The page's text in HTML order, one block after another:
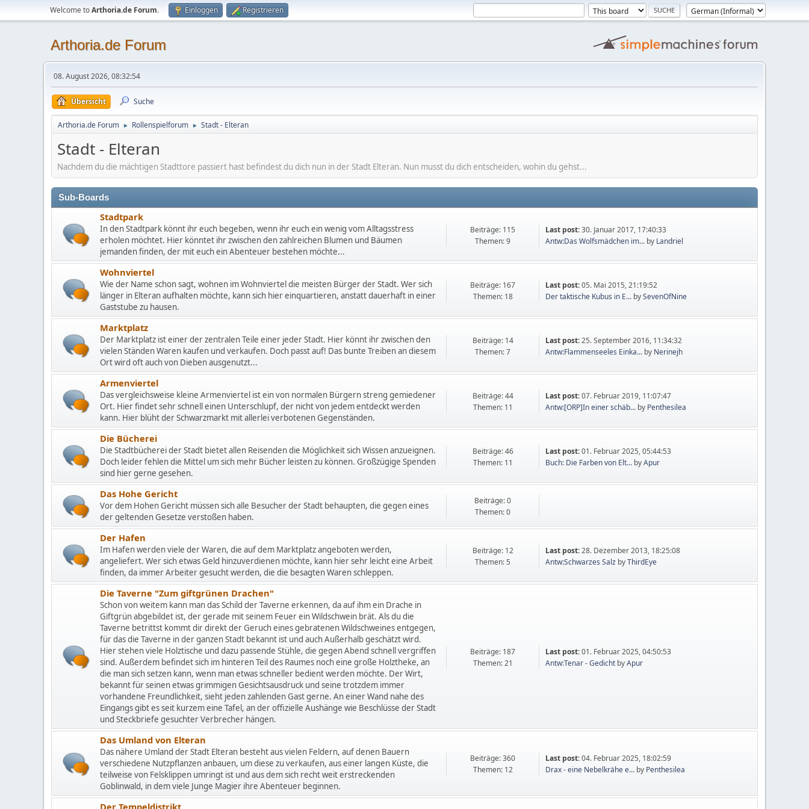
Welcome toArthoria.de Forum. Einloggen Registrieren
Arthoria.de Forum
08. August 2026, 08:32:54
Übersicht Suche
Arthoria.de Forum ► Rollenspielforum ► Stadt - Elteran
Stadt - Elteran
Nachdem du die mächtigen Stadttore passiert hast befindest du dich nun in der Stadt Elteran. Nun musst du dich entscheiden, wohin du gehst...
Sub-Boards
Stadtpark
In den Stadtpark könnt ihr euch begeben, wenn ihr euch ein wenig vom Alltagsstress
erholen möchtet. Hier könntet ihr zwischen den zahlreichen Blumen und Bäumen
jemanden finden, der mit euch ein Abenteuer bestehen möchte...
Beiträge: 115
Themen: 9
Last post:30. Januar 2017, 17:40:33
Antw:Das Wolfsmädchen im... by Landriel
Wohnviertel
Wie der Name schon sagt, wohnen im Wohnviertel die meisten Bürger der Stadt. Wer sich
länger in Elteran aufhalten möchte, kann sich hier einquartieren, anstatt dauerhaft in einer
Gaststube zu hausen.
Beiträge: 167
Themen: 18
Last post:05. Mai 2015, 21:19:52
Der taktische Kubus in E... bySevenOfNine
Marktplatz
Der Marktplatz ist einer der zentralen Teile einer jeder Stadt. Hier könnt ihr zwischen den
vielen Ständen Waren kaufen und verkaufen. Doch passt auf! Das bunte Treiben an diesem
Ort wird oft auch von Dieben ausgenutzt...
Beiträge: 14
Themen: 7
Last post:25. September 2016, 11:34:32
Antw:Flammenseeles Einka... by Nerinejh
Armenviertel
Das vergleichsweise kleine Armenviertel ist ein von normalen Bürgern streng gemiedener
Ort. Hier findet sehr schnell einen Unterschlupf, der nicht von jedem entdeckt werden
kann. Hier blüht der Schwarzmarkt mit allerlei verbotenen Gegenständen.
Beiträge: 44
Themen: 11
Last post:07. Februar 2019, 11:07:47
Antw:[ORP]In einer schäb... by Penthesilea
Die Bücherei
Die Stadtbücherei der Stadt bietet allen Reisenden die Möglichkeit sich Wissen anzueignen.
Doch leider fehlen die Mittel um sich mehr Bücher leisten zu können. Großzügige Spenden
sind hier gerne gesehen.
Beiträge: 46
Themen: 11
Last post:01. Februar 2025, 05:44:53
Buch: Die Farben von Elt... byApur
Das Hohe Gericht
Vor dem Hohen Gericht müssen sich alle Besucher der Stadt behaupten, die gegen eines
der geltenden Gesetze verstoßen haben.
Beiträge: 0
Themen: 0
Der Hafen
Im Hafen werden viele der Waren, die auf dem Marktplatz angeboten werden,
angeliefert. Wer sich etwas Geld hinzuverdienen möchte, kann hier sehr leicht eine Arbeit
finden, da immer Arbeiter gesucht werden, die die besagten Waren schleppen.
Beiträge: 12
Themen: 5
Last post:28. Dezember 2013, 18:25:08
Antw:Schwarzes Salz byThirdEye
Die Taverne "Zum giftgrünen Drachen"
Schon von weitem kann man das Schild der Taverne erkennen, da auf ihm ein Drache in
Giftgrün abgebildet ist, der gerade mit seinem Feuer ein Wildschwein brät. Als du die
Taverne betrittst kommt dir direkt der Geruch eines gebratenen Wildschweines entgegen,
für das die Taverne in der ganzen Stadt bekannt ist und auch Außerhalb geschätzt wird.
Hier stehen viele Holztische und dazu passende Stühle, die gegen Abend schnell vergriffen
sind. Außerdem befindet sich im hinteren Teil des Raumes noch eine große Holztheke, an
die man sich setzen kann, wenn man etwas schneller bedient werden möchte. Der Wirt,
bekannt für seinen etwas grimmigen Gesichtsausdruck und seine trotzdem immer
vorhandene Freundlichkeit, sieht jeden zahlenden Gast gerne. An einer Wand nahe des
Eingangs gibt es seit kurzem eine Tafel, an der offizielle Aushänge wie Beschlüsse der Stadt
und Steckbriefe gesuchter Verbrecher hängen.
Beiträge: 187
Themen: 21
Last post:01. Februar 2025, 04:50:53
Antw:Tenar - Gedicht byApur
Das Umland von Elteran
Das nähere Umland der Stadt Elteran besteht aus vielen Feldern, auf denen Bauern
verschiedene Nutzpflanzen anbauen, um diese zu verkaufen, aus einer langen Küste, die
teilweise von Felsklippen umringt ist und aus dem sich recht weit erstreckenden
Goblinwald, in dem viele Junge Magier ihre Abenteuer beginnen.
Beiträge: 360
Themen: 12
Last post:04. Februar 2025, 18:02:59
Drax - eine Nebelkrähe e... by Penthesilea
Der Tempeldistrikt